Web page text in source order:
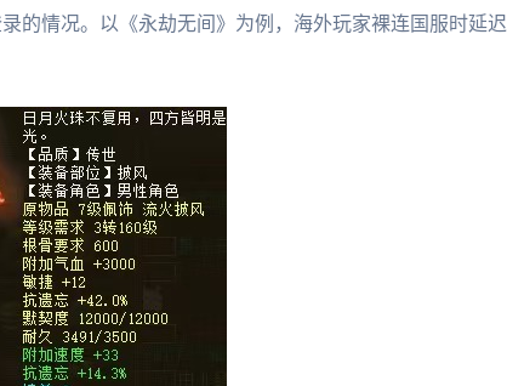
的情况。以《永劫无间》为例，海外玩家裸连国服时延迟